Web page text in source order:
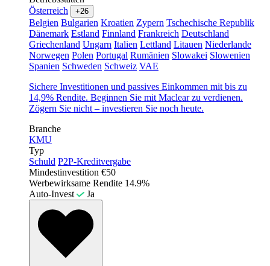
Österreich
+26
Belgien Bulgarien Kroatien Zypern Tschechische Republik
Dänemark Estland Finnland Frankreich Deutschland
Griechenland Ungarn Italien Lettland Litauen Niederlande
Norwegen Polen Portugal Rumänien Slowakei Slowenien
Spanien Schweden Schweiz VAE
Sichere Investitionen und passives Einkommen mit bis zu
14,9% Rendite. Beginnen Sie mit Maclear zu verdienen.
Zögern Sie nicht – investieren Sie noch heute.
Branche
KMU
Typ
Schuld P2P-Kreditvergabe
Mindestinvestition €50
Werbewirksame Rendite 14.9%
Auto-Invest
Ja